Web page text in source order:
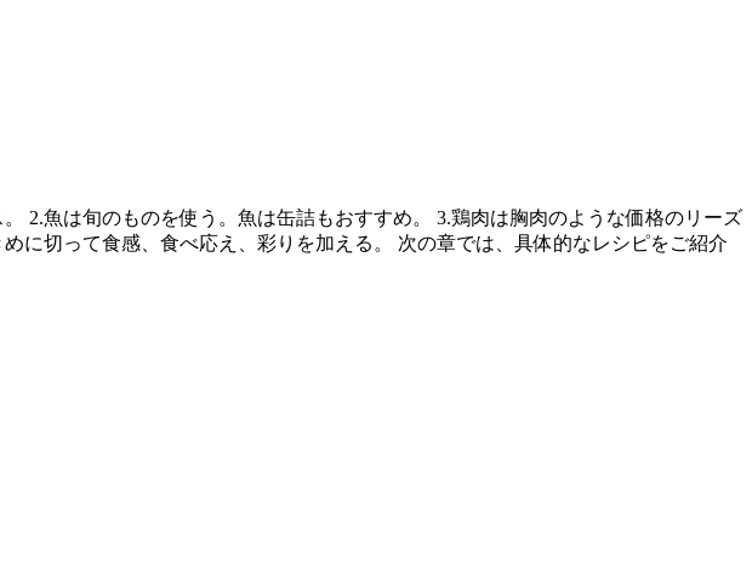
2.魚は旬のものを使う。魚は缶詰もおすすめ。 3.鶏肉は胸肉のような価格のリーズ
に切って食感、食べ応え、彩りを加える。 次の章では、具体的なレシピをご紹介